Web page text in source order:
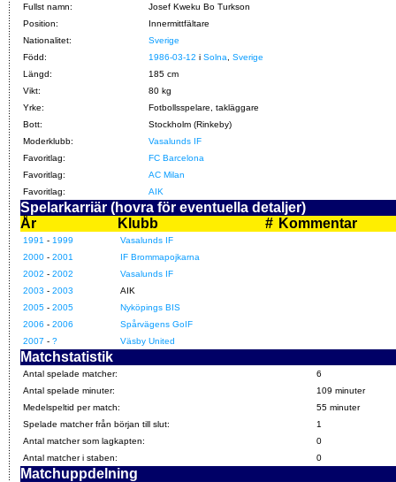
Fullst namn:
Josef Kweku Bo Turkson
Position:
Innermittfältare
Nationalitet:
Sverige
Född:
1986-03-12 i Solna
Sverige
Längd:
185 cm
Vikt:
80 kg
Yrke:
Fotbollsspelare, takläggare
Bott:
Stockholm (Rinkeby)
Moderklubb:
Vasalunds IF
Favoritlag:
FC Barcelona
Favoritlag:
AC Milan
Favoritlag:
AIK
Spelarkarriär (hovra för eventuella detaljer)
År
Klubb # Kommentar
1991 - 1999
Vasalunds IF
2000 - 2001
IF Brommapojkarna
2002 - 2002
Vasalunds IF
2003 - 2003
AIK
2005 - 2005
Nyköpings BIS
2006 - 2006
Spårvägens GoIF
2007 - ? Väsby United
Matchstatistik
Antal spelade matcher:
6
Antal spelade minuter:
109 minuter
Medelspeltid per match:
55 minuter
Spelade matcher från början till slut:
1
Antal matcher som lagkapten:
0
Antal matcher i staben:
0
Matchuppdelning